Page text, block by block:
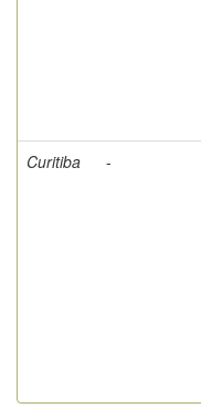
Curitiba -